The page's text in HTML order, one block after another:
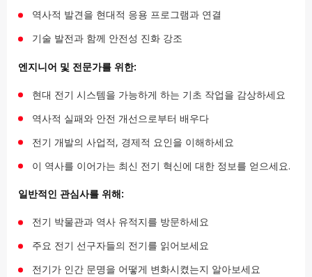
역사적 발견을 현대적 응용 프로그램과 연결
기술 발전과 함께 안전성 진화 강조
엔지니어 및 전문가를 위한:
현대 전기 시스템을 가능하게 하는 기초 작업을 감상하세요
역사적 실패와 안전 개선으로부터 배우다
전기 개발의 사업적, 경제적 요인을 이해하세요
이 역사를 이어가는 최신 전기 혁신에 대한 정보를 얻으세요.
일반적인 관심사를 위해:
전기 박물관과 역사 유적지를 방문하세요
주요 전기 선구자들의 전기를 읽어보세요
전기가 인간 문명을 어떻게 변화시켰는지 알아보세요